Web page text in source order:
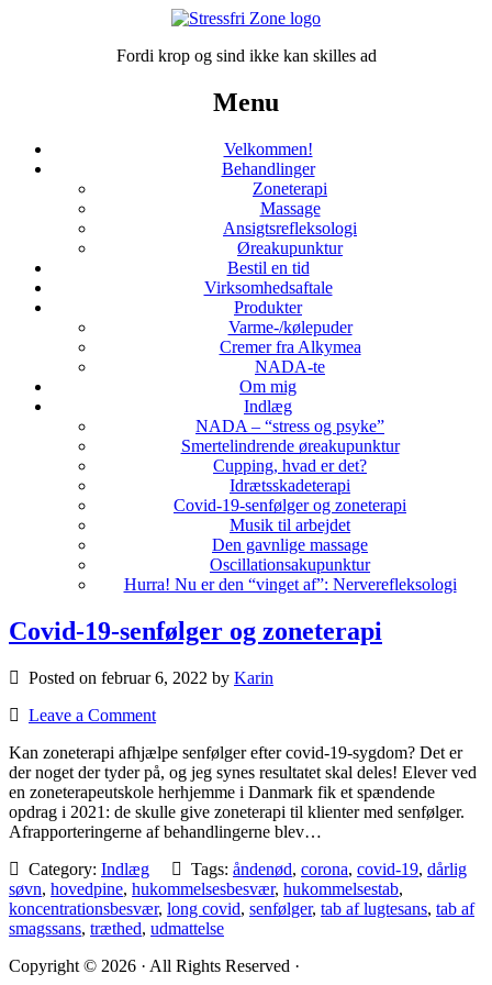
Fordi krop og sind ikke kan skilles ad
Menu
Velkommen!
Behandlinger
Zoneterapi
Massage
Ansigtsrefleksologi
Øreakupunktur
Bestil en tid
Virksomhedsaftale
Produkter
Varme-/kølepuder
Cremer fra Alkymea
NADA-te
Om mig
Indlæg
NADA – “stress og psyke”
Smertelindrende øreakupunktur
Cupping, hvad er det?
Idrætsskadeterapi
Covid-19-senfølger og zoneterapi
Musik til arbejdet
Den gavnlige massage
Oscillationsakupunktur
Hurra! Nu er den “vinget af”: Nerverefleksologi
Covid-19-senfølger og zoneterapi
Posted on februar 6, 2022 by Karin
Leave a Comment
Kan zoneterapi afhjælpe senfølger efter covid-19-sygdom? Det er
der noget der tyder på, og jeg synes resultatet skal deles! Elever ved
en zoneterapeutskole herhjemme i Danmark fik et spændende
opdrag i 2021: de skulle give zoneterapi til klienter med senfølger.
Afrapporteringerne af behandlingerne blev…
Category: Indlæg Tags: åndenød, corona, covid-19, dårlig
søvn, hovedpine, hukommelsesbesvær, hukommelsestab,
koncentrationsbesvær, long covid, senfølger, tab af lugtesans, tab af
smagssans, træthed, udmattelse
Copyright © 2026 · All Rights Reserved ·